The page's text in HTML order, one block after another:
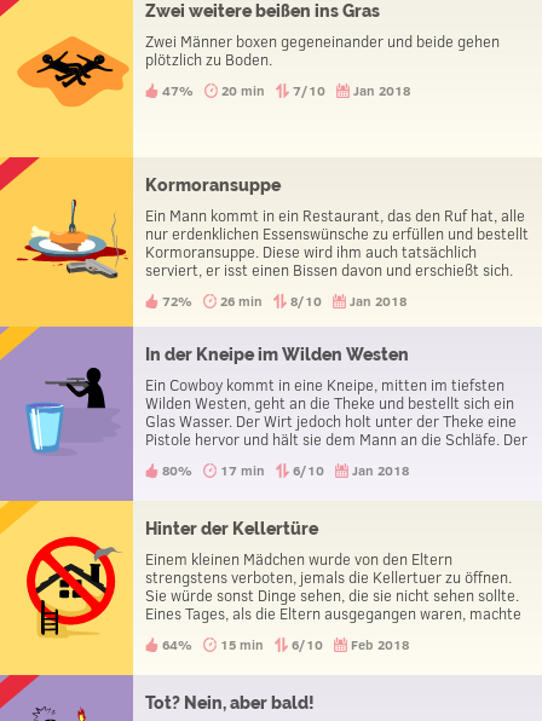
Zwei weitere beißen ins Gras
Zwei Männer boxen gegeneinander und beide gehen
plötzlich zu Boden.
47% 20 min 7/10 Jan 2018
Kormoransuppe
Ein Mann kommt in ein Restaurant, das den Ruf hat, alle
nur erdenklichen Essenswünsche zu erfüllen und bestellt
Kormoransuppe. Diese wird ihm auch tatsächlich
serviert, er isst einen Bissen davon und erschießt sich.
72% 26 min 8/10 Jan 2018
In der Kneipe im Wilden Westen
Ein Cowboy kommt in eine Kneipe, mitten im tiefsten
Wilden Westen, geht an die Theke und bestellt sich ein
Glas Wasser. Der Wirt jedoch holt unter der Theke eine
Pistole hervor und hält sie dem Mann an die Schläfe. Der
Was soll das?
80% 17 min 6/10 Jan 2018
Hinter der Kellertüre
Einem kleinen Mädchen wurde von den Eltern
strengstens verboten, jemals die Kellertuer zu öffnen.
Sie würde sonst Dinge sehen, die sie nicht sehen sollte.
Eines Tages, als die Eltern ausgegangen waren, machte
Mädchen?
64% 15 min 6/10 Feb 2018
Tot? Nein, aber bald!